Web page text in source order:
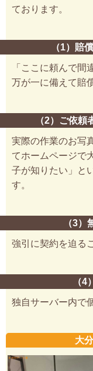
ております。
（1）賠
「ここに頼んで間
万が一に備えて賠
（2）ご依
実際の作業のお写
てホームページで
子が知りたい」と
す。
（3）
強引に契約を迫る
（4
独自サーバー内で
大